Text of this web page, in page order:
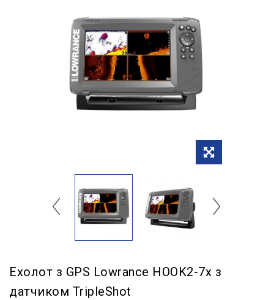
Ехолот з GPS Lowrance HOOK2-7x з
датчиком TripleShot